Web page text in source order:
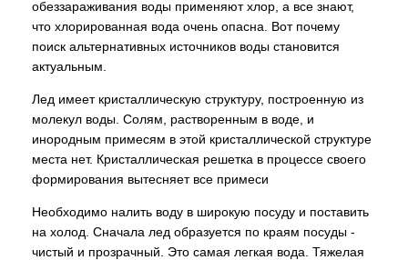
обеззараживания воды применяют хлор, а все знают,
что хлорированная вода очень опасна. Вот почему
поиск альтернативных источников воды становится
актуальным.
Лед имеет кристаллическую структуру, построенную из
молекул воды. Солям, растворенным в воде, и
инородным примесям в этой кристаллической структуре
места нет. Кристаллическая решетка в процессе своего
формирования вытесняет все примеси
Необходимо налить воду в широкую посуду и поставить
на холод. Сначала лед образуется по краям посуды -
чистый и прозрачный. Это самая легкая вода. Тяжелая